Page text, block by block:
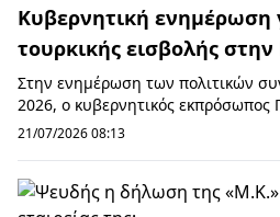
Κυβερνητική ενημέρωση
τουρκικής εισβολής
Στην ενημέρωση των πολιτικών
2026, ο κυβερνητικός
αναφέρθηκε στην επέτειο των 52
21/07/2026 08:13